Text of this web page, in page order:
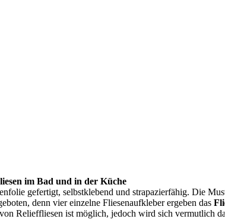
im Bad und in der Küche
gefertigt, selbstklebend und strapazierfähig. Die
denn vier einzelne Fliesenaufkleber ergeben das
Relieffliesen ist möglich, jedoch wird sich vermutlich